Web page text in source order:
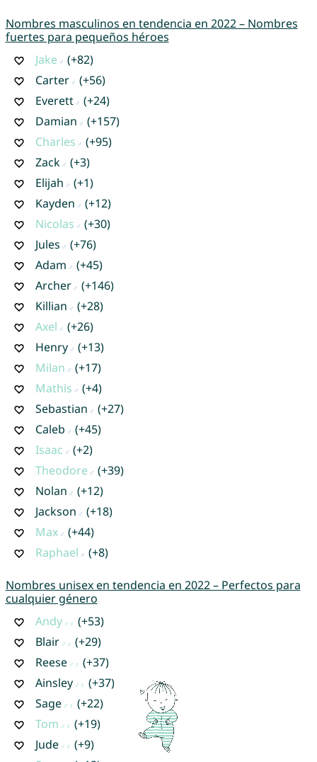
Nombres masculinos en tendencia en 2022 – Nombres
fuertes para pequeños héroes
Jake
(+82)
Carter
(+56)
Everett
(+24)
Damian
(+157)
Charles
(+95)
Zack
(+3)
Elijah
(+1)
Kayden
(+12)
Nicolas
(+30)
Jules
(+76)
Adam
(+45)
Archer
(+146)
Killian
(+28)
Axel
(+26)
Henry
(+13)
Milan
(+17)
Mathis
(+4)
Sebastian
(+27)
Caleb
(+45)
Isaac
(+2)
Theodore
(+39)
Nolan
(+12)
Jackson
(+18)
Max
(+44)
Raphael
(+8)
Nombres unisex en tendencia en 2022 – Perfectos para
cualquier género
Andy
(+53)
Blair
(+29)
Reese
(+37)
Ainsley
(+37)
Sage
(+22)
Tom
(+19)
Jude
(+9)